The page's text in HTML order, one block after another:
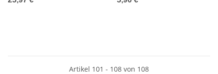
Artikel 101 - 108 von 108